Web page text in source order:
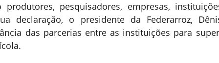
produtores, pesquisadores, empresas,
declaração, o presidente da Federarroz,
das parcerias entre as instituições para